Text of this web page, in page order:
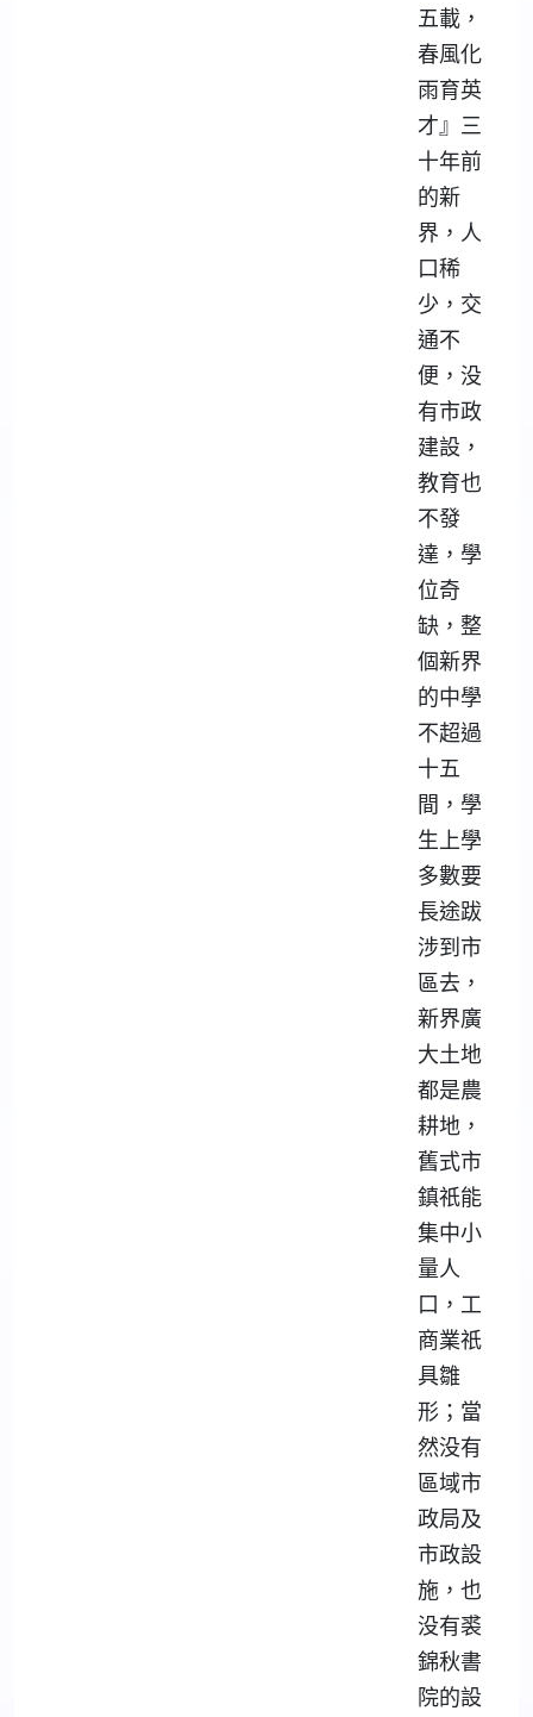
五載，
春風化
雨育英
才』三
十年前
的新
界，人
口稀
少，交
通不
便，没
有市政
建設，
教育也
不發
達，學
位奇
缺，整
個新界
的中學
不超過
十五
間，學
生上學
多數要
長途跋
涉到市
區去，
新界廣
大土地
都是農
耕地，
舊式市
鎮祇能
集中小
量人
口，工
商業祇
具雛
形；當
然没有
區域市
政局及
市政設
施，也
没有裘
錦秋書
院的設